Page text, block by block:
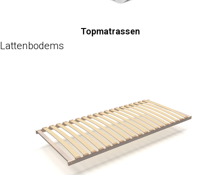
Topmatrassen
Lattenbodems